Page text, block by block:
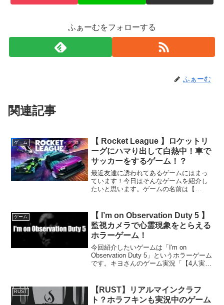
ふぁーむをフォローする
ふぁーむ
関連記事
ゲーム
【 Rocket League 】ロケットリ
ーグにハマり出して白熱中！車で
サッカーをするゲーム！？
最近友達に誘われてあるゲームにはまっ
ています！今日はそんなゲームを紹介し
たいと思います。ゲームの名前は【
ルはいたって簡単！サッカーをするだ
け！ボールを...
ゲーム
【 I’m on Observation Duty 5 】
監視カメラで心霊現象をとらえる
ホラーゲーム！
今回紹介したいゲームは「I'm on
Observation Duty 5」というホラーゲーム
です。キヨさんのゲーム実況「【4人実
知りましたので一番下に動画を載せさせ
て...
RUST
【RUST】リアルマインクラフ
ト？ホラフキンも実況中のゲーム